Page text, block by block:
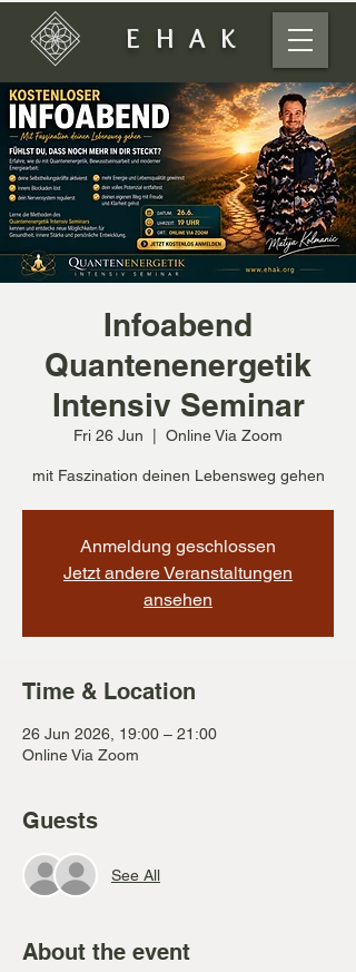
EHAK
Infoabend
Quantenenergetik
Intensiv Seminar
Fri 26 Jun Online Via Zoom
mit Faszination deinen Lebensweg gehen
Anmeldung geschlossen
Jetzt andere Veranstaltungen
ansehen
Time & Location
26 Jun 2026, 19:00 – 21:00
Online Via Zoom
Guests
See All
About the event